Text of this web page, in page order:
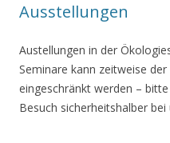
Ausstellungen
Austellungen in der
Seminare kann zeitweise
eingeschränkt werden –
Besuch sicherheitshalber bei